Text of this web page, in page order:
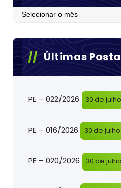
Postagens
Últimas
PE – 022/2026 30 de
PE – 016/2026 30 de
PE – 020/2026 30 de